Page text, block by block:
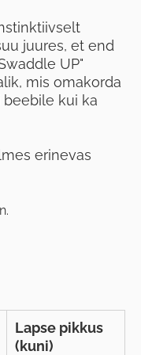
juures, et end
UP"
mis omakorda
kui ka
erinevas
Lapse pikkus
(kuni)